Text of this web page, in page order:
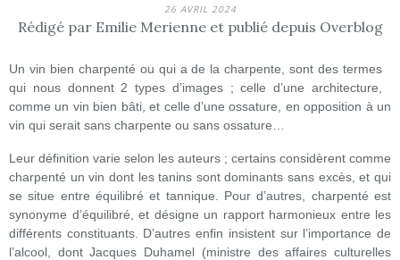
26 AVRIL 2024
Rédigé par Emilie Merienne et publié depuis Overblog
Un vin bien charpenté ou qui a de la charpente, sont des termes
qui nous donnent 2 types d’images ; celle d’une architecture,
comme un vin bien bâti, et celle d’une ossature, en opposition à un
vin qui serait sans charpente ou sans ossature…
Leur définition varie selon les auteurs ; certains considèrent comme
charpenté un vin dont les tanins sont dominants sans excès, et qui
se situe entre équilibré et tannique. Pour d’autres, charpenté est
synonyme d’équilibré, et désigne un rapport harmonieux entre les
différents constituants. D’autres enfin insistent sur l’importance de
l’alcool, dont Jacques Duhamel (ministre des affaires culturelles